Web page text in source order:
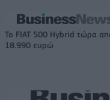
Το FIAT 500 Hybrid τώρα
18.990 ευρώ